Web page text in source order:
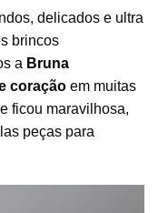
delicados e ultra
brincos
a Bruna
coração em muitas
ficou maravilhosa,
peças para